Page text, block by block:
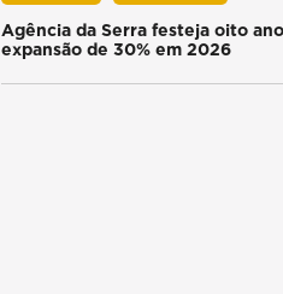
Agência da Serra festeja oito
expansão de 30% em 2026